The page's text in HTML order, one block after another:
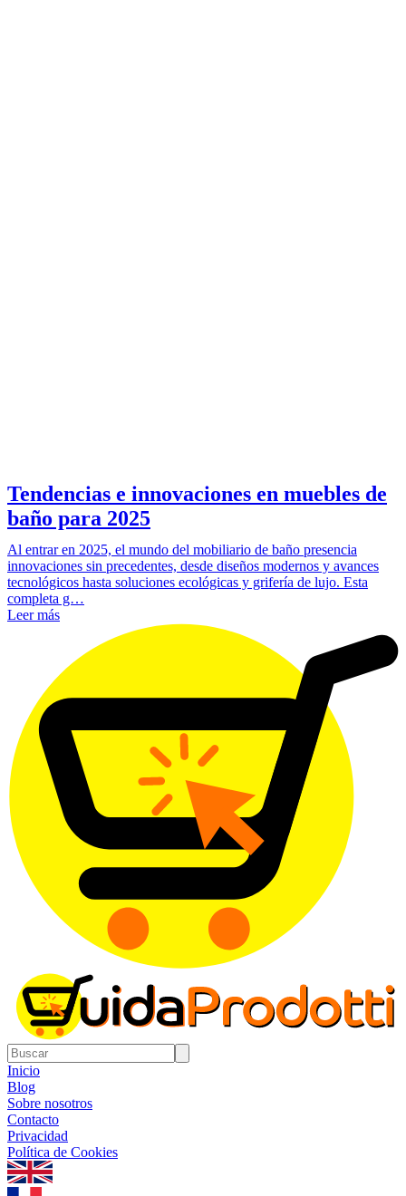
Tendencias e innovaciones en muebles de
baño para 2025
Al entrar en 2025, el mundo del mobiliario de baño presencia
innovaciones sin precedentes, desde diseños modernos y avances
tecnológicos hasta soluciones ecológicas y grifería de lujo. Esta
completa g…
Leer más
Inicio
Blog
Sobre nosotros
Contacto
Privacidad
Política de Cookies